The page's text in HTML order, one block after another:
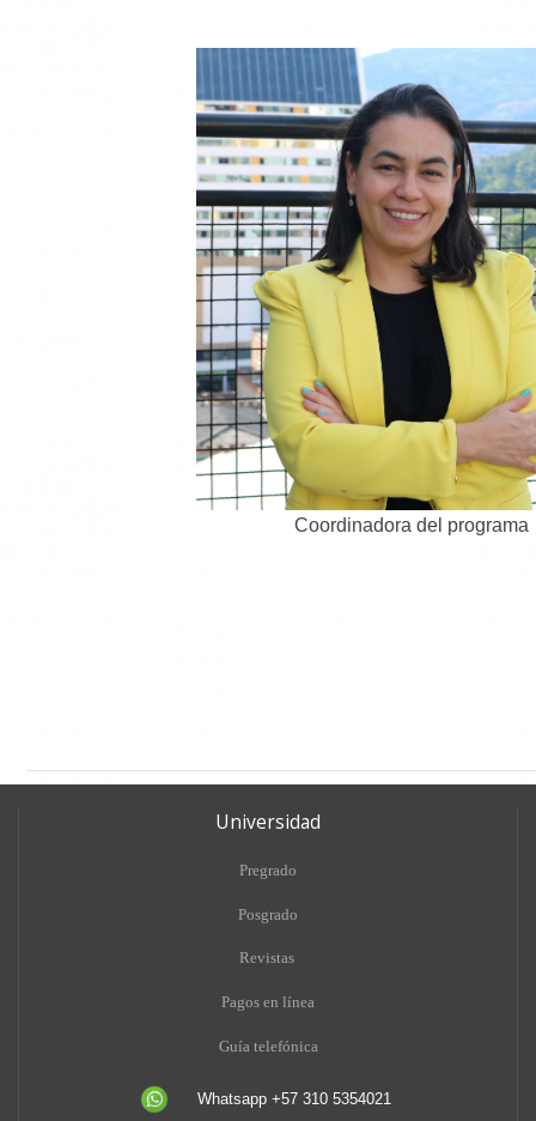
Coordinadora del programa
Universidad
Pregrado
Posgrado
Revistas
Pagos en línea
Guía telefónica
Whatsapp +57 310 5354021